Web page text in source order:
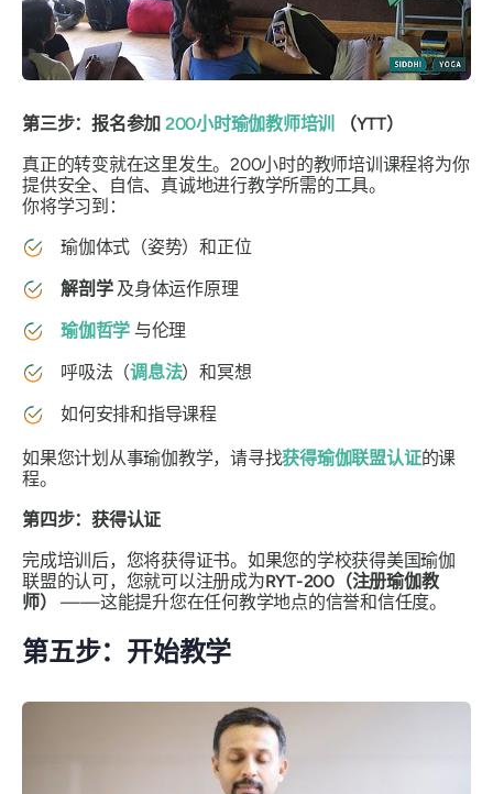
第三步：报名参加 200小时瑜伽教师培训
（YTT）
真正的转变就在这里发生。200小时的教师培训课程将为你
提供安全、自信、真诚地进行教学所需的工具。
你将学习到：
瑜伽体式（姿势）和正位
解剖学及身体运作原理
瑜伽哲学 与伦理
呼吸法（调息法）和冥想
如何安排和指导课程
如果您计划从事瑜伽教学，请寻找获得瑜伽联盟认证的课
程。
第四步：获得认证
完成培训后，您将获得证书。如果您的学校获得美国瑜伽
联盟的认可，您就可以注册成为RYT-200（注册瑜伽教
师）
——这能提升您在任何教学地点的信誉和信任度。
第五步：开始教学